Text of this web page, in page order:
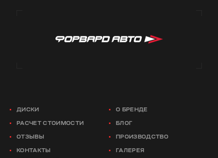
ДИСКИ О БРЕНДЕ
РАСЧЕТ СТОИМОСТИ БЛОГ
ОТЗЫВЫ ПРОИЗВОДСТВО
КОНТАКТЫ
ГАЛЕРЕЯ